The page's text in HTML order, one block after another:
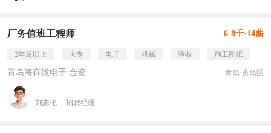
厂务值班工程师 6-8千·14薪
2年及以上 大专 电子 机械 验收 施工图纸
青岛海存微电子 合资 青岛·黄岛区
刘志伦 招聘经理